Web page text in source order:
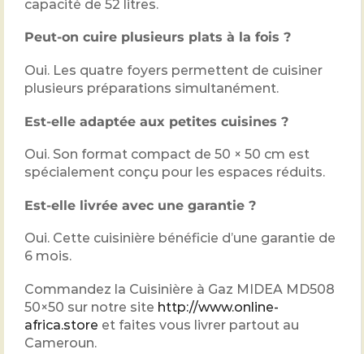
capacité de 52 litres.
Peut-on cuire plusieurs plats à la fois ?
Oui. Les quatre foyers permettent de cuisiner
plusieurs préparations simultanément.
Est-elle adaptée aux petites cuisines ?
Oui. Son format compact de 50 × 50 cm est
spécialement conçu pour les espaces réduits.
Est-elle livrée avec une garantie ?
Oui. Cette cuisinière bénéficie d’une garantie de
6 mois.
Commandez la Cuisinière à Gaz MIDEA MD508
50×50 sur notre site http://www.online-
africa.store et faites vous livrer partout au
Cameroun.